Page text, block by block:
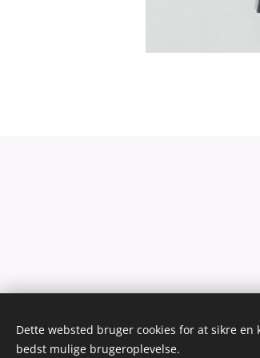
Dette websted bruger cookies for at sikre
bedst mulige brugeroplevelse.